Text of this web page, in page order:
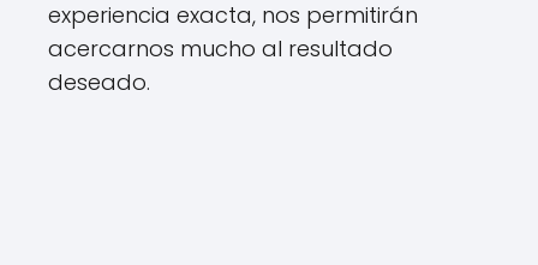
experiencia exacta, nos permitirán
acercarnos mucho al resultado
deseado.